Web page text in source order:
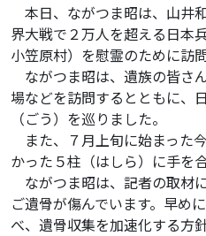
本日、ながつま昭は、山井
界大戦で２万人を超える日本
小笠原村）を慰霊のために訪
ながつま昭は、遺族の皆さ
場などを訪問するとともに、
（ごう）を巡りました。
また、７月上旬に始まった
かった５柱（はしら）に手を
ながつま昭は、記者の取材
ご遺骨が傷んでいます。早め
べ、遺骨収集を加速化する方